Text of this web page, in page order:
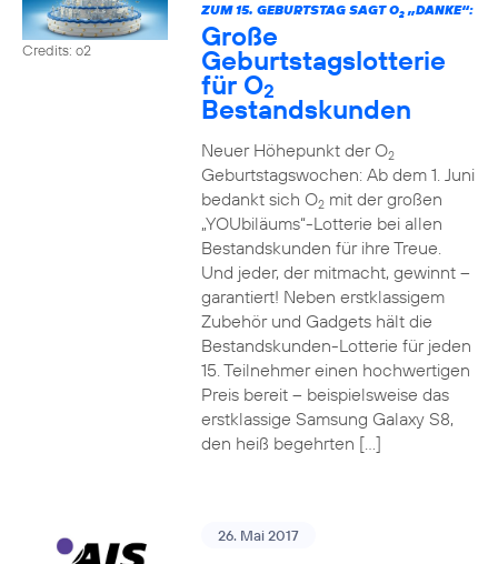
Credits: o2
ZUM 15. GEBURTSTAG SAGT O2„DANKE“:
Große
Geburtstagslotterie
für O2
Bestandskunden
Neuer Höhepunkt der O2
Geburtstagswochen: Ab dem 1. Juni
bedankt sich O2mit der großen
„YOUbiläums“-Lotterie bei allen
Bestandskunden für ihre Treue.
Und jeder, der mitmacht, gewinnt –
garantiert! Neben erstklassigem
Zubehör und Gadgets hält die
Bestandskunden-Lotterie für jeden
15. Teilnehmer einen hochwertigen
Preis bereit – beispielsweise das
erstklassige Samsung Galaxy S8,
den heiß begehrten […]
26. Mai 2017